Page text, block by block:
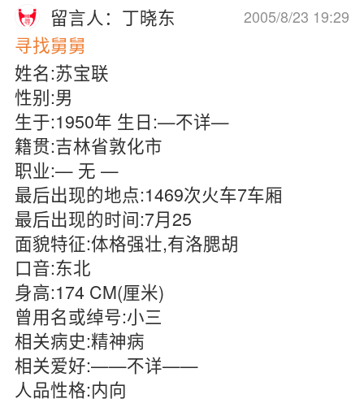
2005/8/23 19:29
留言人：丁晓东
寻找舅舅
姓名:苏宝联
性别:男
生于:1950年 生日:—不详—
籍贯:吉林省敦化市
职业:— 无 —
最后出现的地点:1469次火车7车厢
最后出现的时间:7月25
面貌特征:体格强壮,有洛腮胡
口音:东北
身高:174 CM(厘米)
曾用名或绰号:小三
相关病史:精神病
相关爱好:——不详——
人品性格:内向